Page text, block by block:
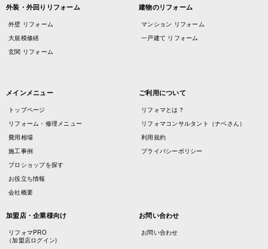
外装・外回りリフォーム
外壁 リフォーム
大規模修繕
玄関 リフォーム
建物のリフォーム
マンション リフォーム
一戸建て リフォーム
メインメニュー
トップページ
リフォーム・修理メニュー
費用相場
施工事例
プロショップを探す
お役立ち情報
会社概要
ご利用について
リフォマとは？
リフォマコンサルタント（ナベさん）
利用規約
プライバシーポリシー
加盟店・企業様向け
リフォマPRO
（加盟店ログイン)
お問い合わせ
お問い合わせ